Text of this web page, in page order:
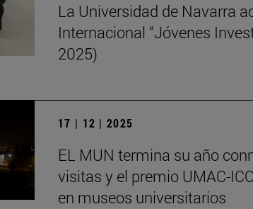
La Universidad de Navarra
Internacional “Jóvenes
2025)
17 | 12 | 2025
EL MUN termina su año
visitas y el premio UMAC-
en museos universitarios